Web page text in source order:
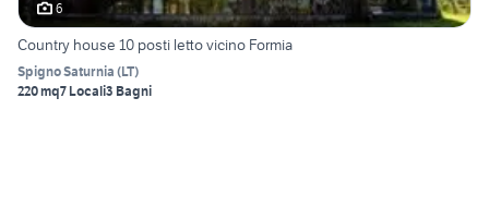
6
Country house 10 posti letto vicino Formia
Spigno Saturnia (LT)
220 mq7 Locali3 Bagni